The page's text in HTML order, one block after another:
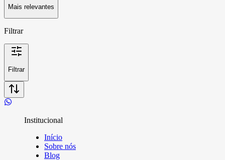
Mais relevantes
Filtrar
Filtrar
Institucional
Início
Sobre nós
Blog